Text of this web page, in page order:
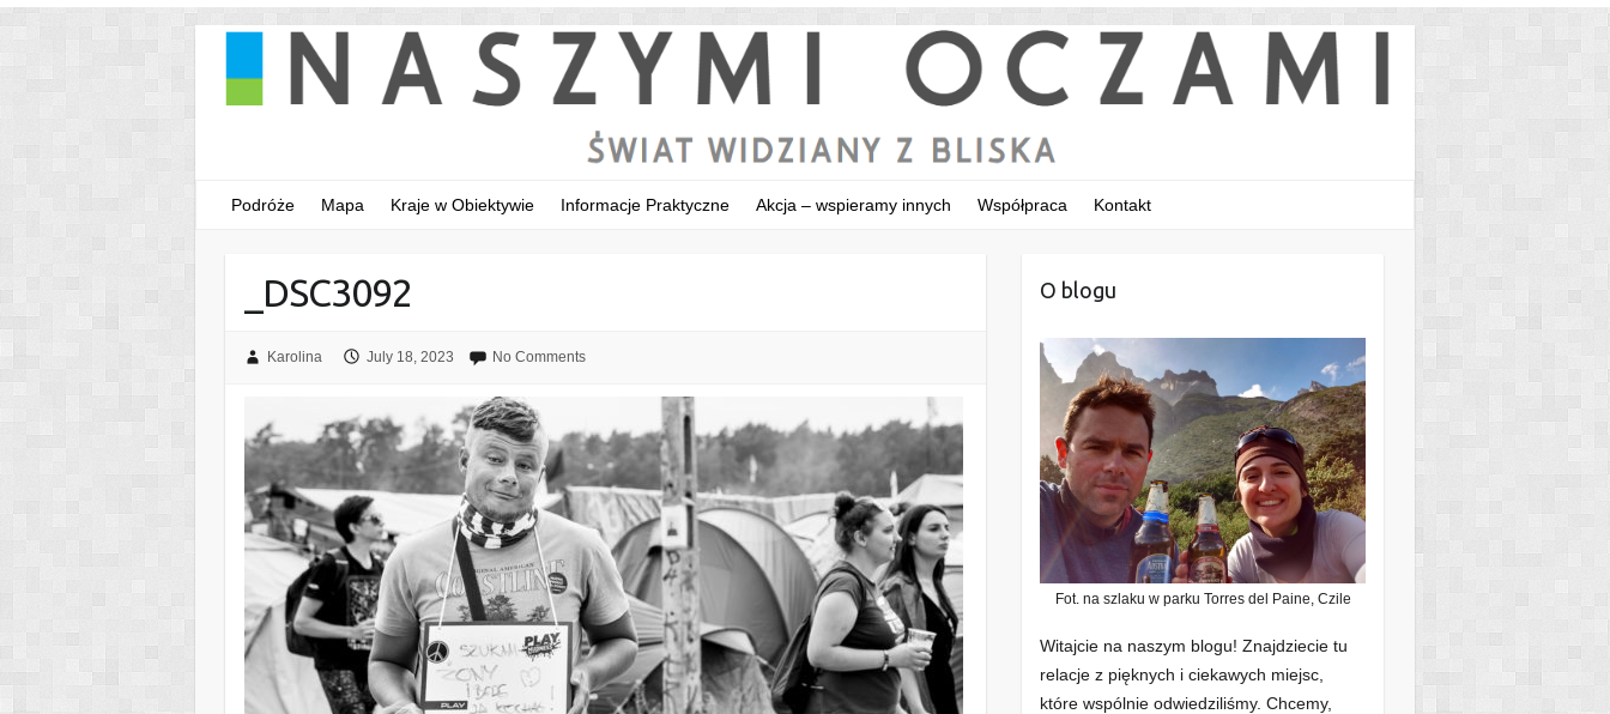
Podróże Mapa Kraje w Obiektywie Informacje Praktyczne Akcja – wspieramy innych Współpraca Kontakt
_DSC3092
Karolina July 18, 2023 No Comments
O blogu
Fot. na szlaku w parku Torres del Paine, Czile
Witajcie na naszym blogu! Znajdziecie tu
relacje z pięknych i ciekawych miejsc,
które wspólnie odwiedziliśmy. Chcemy,